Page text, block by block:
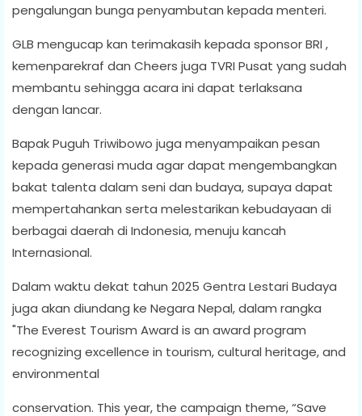
pengalungan bunga penyambutan kepada menteri.
GLB mengucap kan terimakasih kepada sponsor BRI ,
kemenparekraf dan Cheers juga TVRI Pusat yang sudah
membantu sehingga acara ini dapat terlaksana
dengan lancar.
Bapak Puguh Triwibowo juga menyampaikan pesan
kepada generasi muda agar dapat mengembangkan
bakat talenta dalam seni dan budaya, supaya dapat
mempertahankan serta melestarikan kebudayaan di
berbagai daerah di Indonesia, menuju kancah
Internasional.
Dalam waktu dekat tahun 2025 Gentra Lestari Budaya
juga akan diundang ke Negara Nepal, dalam rangka
"The Everest Tourism Award is an award program
recognizing excellence in tourism, cultural heritage, and
environmental
conservation. This year, the campaign theme, “Save